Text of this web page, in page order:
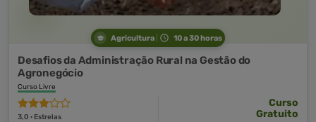
Agricultura 10 a 30 horas
Desafios da Administração Rural na Gestão do
Agronegócio
Curso Livre
3,0 · Estrelas
Curso
Gratuito